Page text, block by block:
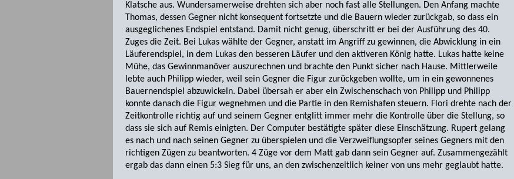
Klatsche aus. Wundersamerweise drehten sich aber noch fast alle Stellungen. Den Anfang machte
Thomas, dessen Gegner nicht konsequent fortsetzte und die Bauern wieder zurückgab, so dass ein
ausgeglichenes Endspiel entstand. Damit nicht genug, überschritt er bei der Ausführung des 40.
Zuges die Zeit. Bei Lukas wählte der Gegner, anstatt im Angriff zu gewinnen, die Abwicklung in ein
Läuferendspiel, in dem Lukas den besseren Läufer und den aktiveren König hatte. Lukas hatte keine
Mühe, das Gewinnmanöver auszurechnen und brachte den Punkt sicher nach Hause. Mittlerweile
lebte auch Philipp wieder, weil sein Gegner die Figur zurückgeben wollte, um in ein gewonnenes
Bauernendspiel abzuwickeln. Dabei übersah er aber ein Zwischenschach von Philipp und Philipp
konnte danach die Figur wegnehmen und die Partie in den Remishafen steuern. Flori drehte nach der
Zeitkontrolle richtig auf und seinem Gegner entglitt immer mehr die Kontrolle über die Stellung, so
dass sie sich auf Remis einigten. Der Computer bestätigte später diese Einschätzung. Rupert gelang
es nach und nach seinen Gegner zu überspielen und die Verzweiflungsopfer seines Gegners mit den
richtigen Zügen zu beantworten. 4 Züge vor dem Matt gab dann sein Gegner auf. Zusammengezählt
ergab das dann einen 5:3 Sieg für uns, an den zwischenzeitlich keiner von uns mehr geglaubt hatte.